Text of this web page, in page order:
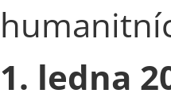
1. ledna